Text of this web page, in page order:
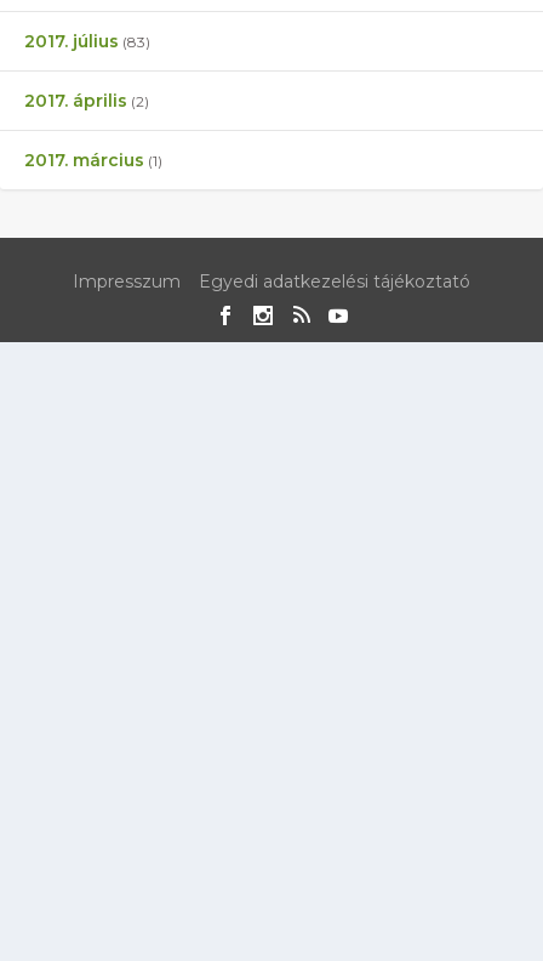
2017. július (83)
2017. április (2)
2017. március (1)
Impresszum Egyedi adatkezelési tájékoztató